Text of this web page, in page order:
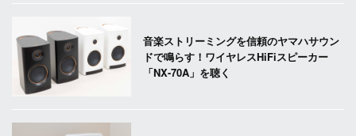
音楽ストリーミングを信頼のヤマハサウン
ドで鳴らす！ワイヤレスHiFiスピーカー
「NX-70A」を聴く